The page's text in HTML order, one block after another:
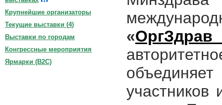
«
участников
Крупнейшие организаторы
Текущие выставки (4)
Выставки по городам
Конгрессные мероприятия
Ярмарки (B2C)